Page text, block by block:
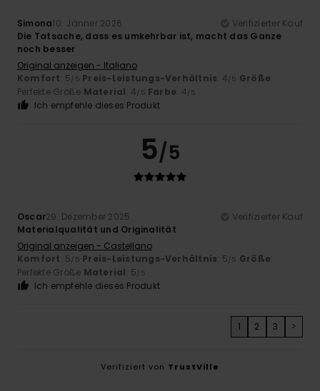
Simona10. Jänner 2026
Verifizierter Kauf
Die Tatsache, dass es umkehrbar ist, macht das Ganze
noch besser
Original anzeigen - Italiano
Komfort: 5/5 Preis-Leistungs-Verhältnis: 4/5 Größe:
Perfekte Größe Material: 4/5 Farbe: 4/5
Ich empfehle dieses Produkt
5/5
Oscar29. Dezember 2025
Verifizierter Kauf
Materialqualität und Originalität
Original anzeigen - Castellano
Komfort: 5/5 Preis-Leistungs-Verhältnis: 5/5 Größe:
Perfekte Größe Material: 5/5
Ich empfehle dieses Produkt
1 2 3 >
Verifiziert von TrustVille